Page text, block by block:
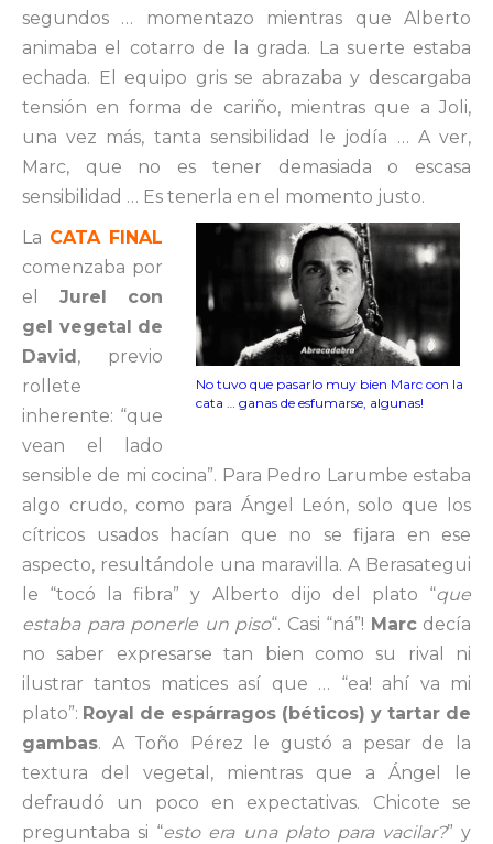
segundos … momentazo mientras que Alberto
animaba el cotarro de la grada. La suerte estaba
echada. El equipo gris se abrazaba y descargaba
tensión en forma de cariño, mientras que a Joli,
una vez más, tanta sensibilidad le jodía … A ver,
Marc, que no es tener demasiada o escasa
sensibilidad … Es tenerla en el momento justo.
No tuvo que pasarlo muy bien Marc con la
cata … ganas de esfumarse, algunas!
La CATA FINAL
comenzaba por
el Jurel con
gel vegetal de
David, previo
rollete
inherente: “que
vean el lado
sensible de mi cocina”. Para Pedro Larumbe estaba
algo crudo, como para Ángel León, solo que los
cítricos usados hacían que no se fijara en ese
aspecto, resultándole una maravilla. A Berasategui
le “tocó la fibra” y Alberto dijo del plato “que
estaba para ponerle un piso“. Casi “ná”! Marcdecía
no saber expresarse tan bien como su rival ni
ilustrar tantos matices así que … “ea! ahí va mi
plato”: Royal de espárragos (béticos) y tartar de
gambas. A Toño Pérez le gustó a pesar de la
textura del vegetal, mientras que a Ángel le
defraudó un poco en expectativas. Chicote se
preguntaba si “esto era una plato para vacilar?” y